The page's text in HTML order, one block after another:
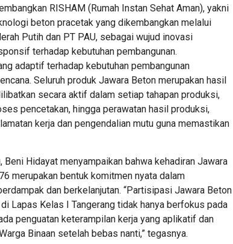
RISHAM (Rumah Instan Sehat Aman), yakni
beton pracetak yang dikembangkan melalui
Putih dan PT PAU, sebagai wujud inovasi
terhadap kebutuhan pembangunan.
adaptif terhadap kebutuhan pembangunan
Seluruh produk Jawara Beton merupakan hasil
secara aktif dalam setiap tahapan produksi,
pencetakan, hingga perawatan hasil produksi,
kerja dan pengendalian mutu guna memastikan
Beni Hidayat menyampaikan bahwa kehadiran Jawara
merupakan bentuk komitmen nyata dalam
dan berkelanjutan. “Partisipasi Jawara Beton
Lapas Kelas I Tangerang tidak hanya berfokus pada
penguatan keterampilan kerja yang aplikatif dan
Binaan setelah bebas nanti,” tegasnya.